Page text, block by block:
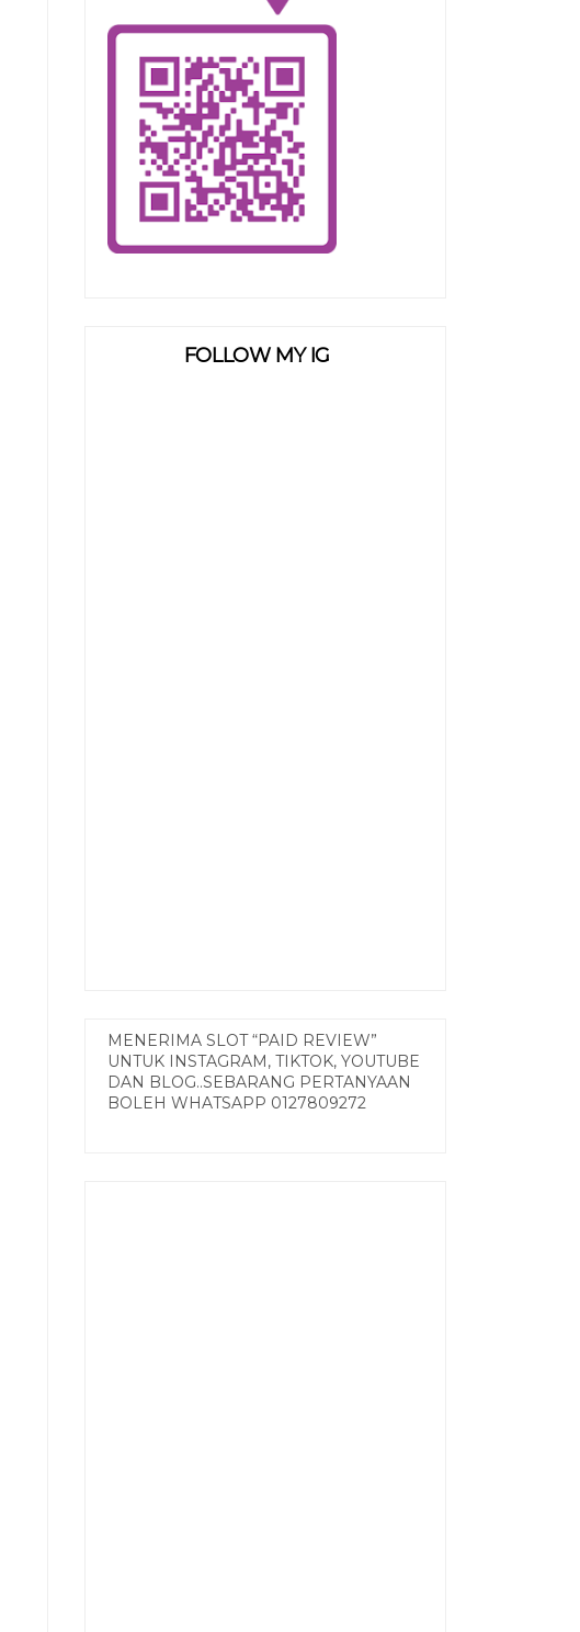
FOLLOW MY IG
MENERIMA SLOT “PAID REVIEW”
UNTUK INSTAGRAM, TIKTOK, YOUTUBE
DAN BLOG..SEBARANG PERTANYAAN
BOLEH WHATSAPP 0127809272